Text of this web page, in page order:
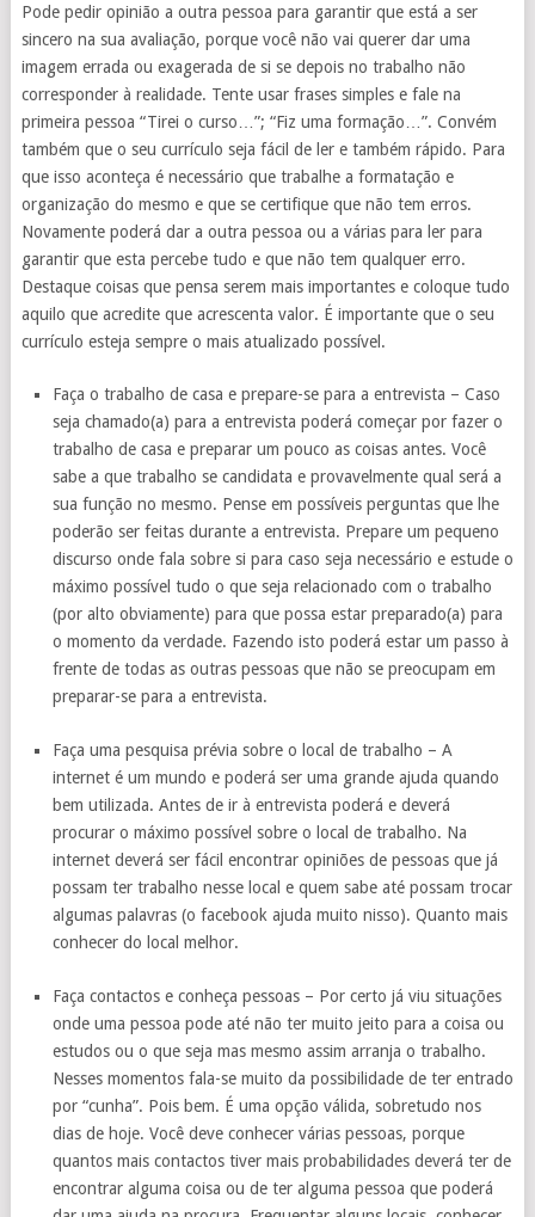
Pode pedir opinião a outra pessoa para garantir que está a ser
sincero na sua avaliação, porque você não vai querer dar uma
imagem errada ou exagerada de si se depois no trabalho não
corresponder à realidade. Tente usar frases simples e fale na
primeira pessoa “Tirei o curso…”; “Fiz uma formação…”. Convém
também que o seu currículo seja fácil de ler e também rápido. Para
que isso aconteça é necessário que trabalhe a formatação e
organização do mesmo e que se certifique que não tem erros.
Novamente poderá dar a outra pessoa ou a várias para ler para
garantir que esta percebe tudo e que não tem qualquer erro.
Destaque coisas que pensa serem mais importantes e coloque tudo
aquilo que acredite que acrescenta valor. É importante que o seu
currículo esteja sempre o mais atualizado possível.
Faça o trabalho de casa e prepare-se para a entrevista – Caso
seja chamado(a) para a entrevista poderá começar por fazer o
trabalho de casa e preparar um pouco as coisas antes. Você
sabe a que trabalho se candidata e provavelmente qual será a
sua função no mesmo. Pense em possíveis perguntas que lhe
poderão ser feitas durante a entrevista. Prepare um pequeno
discurso onde fala sobre si para caso seja necessário e estude o
máximo possível tudo o que seja relacionado com o trabalho
(por alto obviamente) para que possa estar preparado(a) para
o momento da verdade. Fazendo isto poderá estar um passo à
frente de todas as outras pessoas que não se preocupam em
preparar-se para a entrevista.
Faça uma pesquisa prévia sobre o local de trabalho – A
internet é um mundo e poderá ser uma grande ajuda quando
bem utilizada. Antes de ir à entrevista poderá e deverá
procurar o máximo possível sobre o local de trabalho. Na
internet deverá ser fácil encontrar opiniões de pessoas que já
possam ter trabalho nesse local e quem sabe até possam trocar
algumas palavras (o facebook ajuda muito nisso). Quanto mais
conhecer do local melhor.
Faça contactos e conheça pessoas – Por certo já viu situações
onde uma pessoa pode até não ter muito jeito para a coisa ou
estudos ou o que seja mas mesmo assim arranja o trabalho.
Nesses momentos fala-se muito da possibilidade de ter entrado
por “cunha”. Pois bem. É uma opção válida, sobretudo nos
dias de hoje. Você deve conhecer várias pessoas, porque
quantos mais contactos tiver mais probabilidades deverá ter de
encontrar alguma coisa ou de ter alguma pessoa que poderá